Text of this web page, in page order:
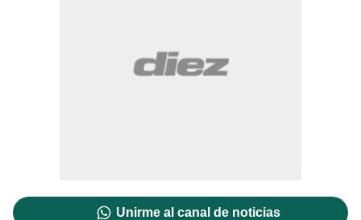
Unirme al canal de noticias